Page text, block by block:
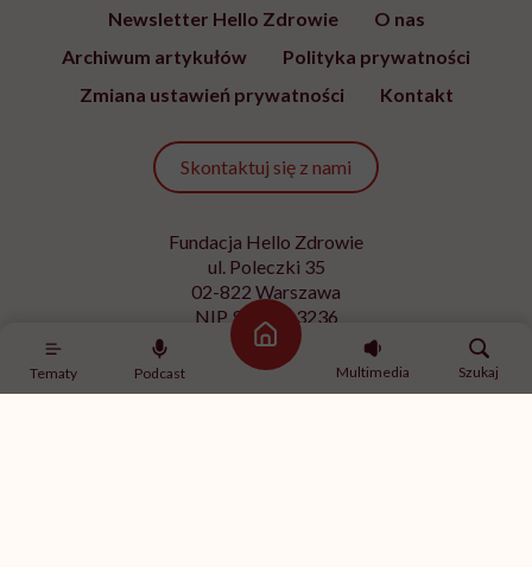
Tematy Podcast
Strona główna
Multimedia
Szukaj
Newsletter Hello Zdrowie
O nas
Archiwum artykułów
Polityka prywatności
Zmiana ustawień prywatności
Kontakt
Skontaktuj się z nami
Fundacja Hello Zdrowie
ul. Poleczki 35
02-822 Warszawa
NIP 9512613236
Kontakt z redakcją
redakcja@hellozdrowie.pl